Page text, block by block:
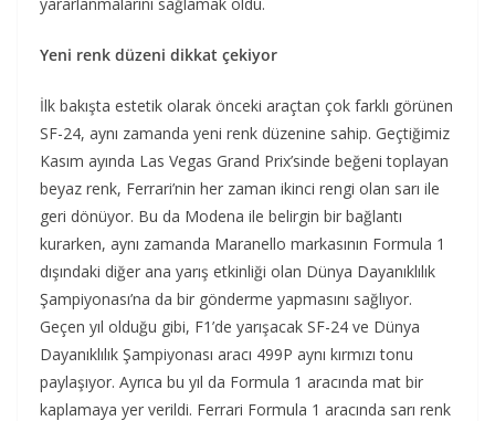
Yeni renk düzeni dikkat çekiyor
İlk bakışta estetik olarak önceki araçtan çok farklı görünen
SF-24, aynı zamanda yeni renk düzenine sahip. Geçtiğimiz
Kasım ayında Las Vegas Grand Prix’sinde beğeni toplayan
beyaz renk, Ferrari’nin her zaman ikinci rengi olan sarı ile
geri dönüyor. Bu da Modena ile belirgin bir bağlantı
kurarken, aynı zamanda Maranello markasının Formula 1
dışındaki diğer ana yarış etkinliği olan Dünya Dayanıklılık
Şampiyonası’na da bir gönderme yapmasını sağlıyor.
Geçen yıl olduğu gibi, F1’de yarışacak SF-24 ve Dünya
Dayanıklılık Şampiyonası aracı 499P aynı kırmızı tonu
paylaşıyor. Ayrıca bu yıl da Formula 1 aracında mat bir
kaplamaya yer verildi. Ferrari Formula 1 aracında sarı renk